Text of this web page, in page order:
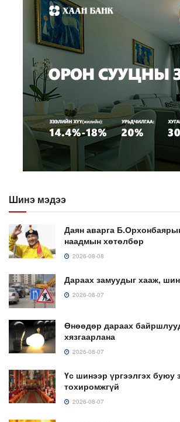
Шинэ мэдээ
Даян аварга
наадмын хөтөлбөр
2026-08-08
Дараах замуудыг хааж,
2026-08-07
Өнөөдөр дараах
хязгаарлана
2026-08-07
Үс шинээр үргээлгэх буюу
тохиромжгүй
2026-08-07